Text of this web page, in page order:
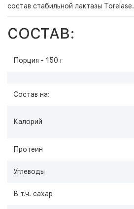
состав стабильной лактазы Torelase.
СОСТАВ:
Порция - 150 г
Состав на:
Калорий
Протеин
Углеводы
В т.ч. сахар